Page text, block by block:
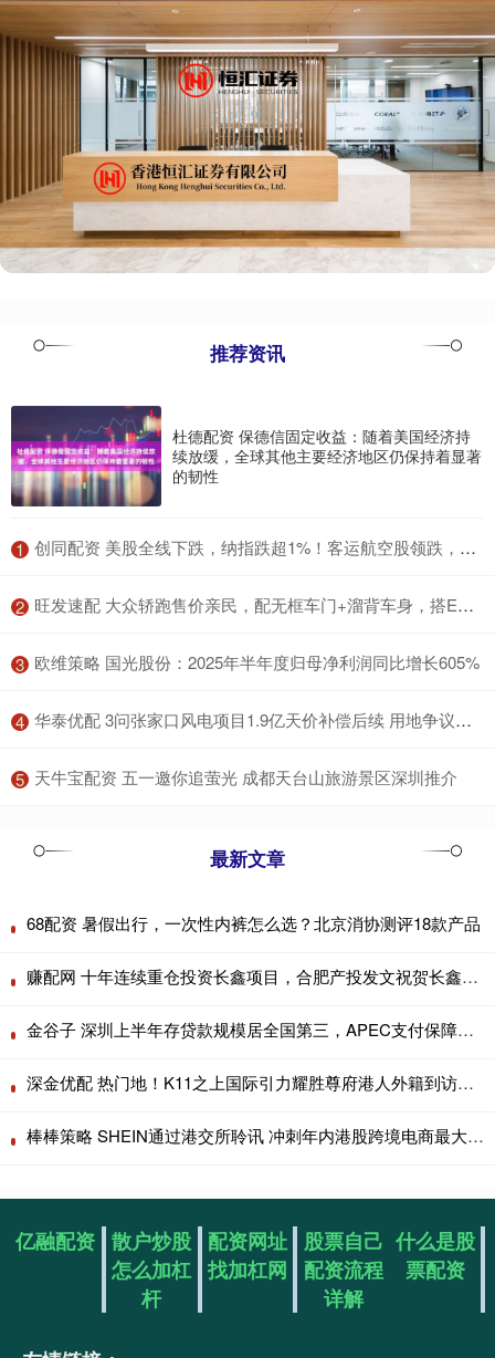
推荐资讯
杜德配资 保德信固定收益：随着美国经济持
续放缓，全球其他主要经济地区仍保持着显著
的韧性
1 ​创同配资 美股全线下跌，纳指跌超1%！客运航空股领跌，国际油价大涨
2 ​旺发速配 大众轿跑售价亲民，配无框车门+溜背车身，搭EA888 20高功率引擎
3 ​欧维策略 国光股份：2025年半年度归母净利润同比增长605%
4 ​华泰优配 3问张家口风电项目1.9亿天价补偿后续 用地争议待解
5 ​天牛宝配资 五一邀你追萤光 成都天台山旅游景区深圳推介
最新文章
68配资 暑假出行，一次性内裤怎么选？北京消协测评18款产品
赚配网 十年连续重仓投资长鑫项目，合肥产投发文祝贺长鑫科技上市
金谷子 深圳上半年存贷款规模居全国第三，APEC支付保障全面升级
深金优配 热门地！K11之上国际引力耀胜尊府港人外籍到访即定创新高
棒棒策略 SHEIN通过港交所聆讯 冲刺年内港股跨境电商最大IPO
亿融配资 散户炒股
怎么加杠
杆
配资网址
找加杠网
股票自己
配资流程
详解
什么是股
票配资